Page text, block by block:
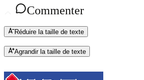
Commenter
Réduire la taille de texte
Agrandir la taille de texte